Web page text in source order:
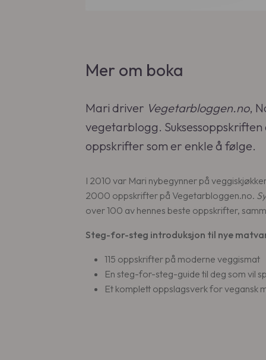
Mer om boka
Mari driver Vegetarbloggen.no,
vegetarblogg.
oppskrifter som er enkle å følge.
I 2010 var Mari nybegynner på
2000 oppskrifter på Vegetarbloggen.no.
over 100 av hennes beste oppskrifter,
Steg-for-steg introduksjon til nye
115 oppskrifter på moderne veggismat
En steg-for-steg-guide til deg som vil
Et komplett oppslagsverk for vegansk